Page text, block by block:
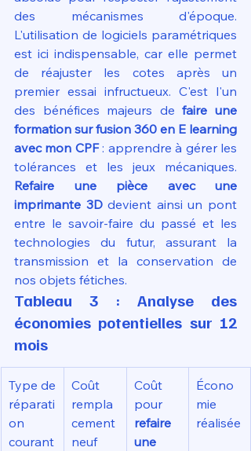
des mécanismes d'époque.
L'utilisation de logiciels paramétriques
est ici indispensable, car elle permet
de réajuster les cotes après un
premier essai infructueux. C'est l'un
des bénéfices majeurs de faire une
formation sur fusion 360 en E learning
avec mon CPF : apprendre à gérer les
Refaire une pièce avec une
imprimante 3D devient ainsi un pont
entre le savoir-faire du passé et les
technologies du futur, assurant la
transmission et la conservation de
nos objets fétiches.
Tableau 3 : Analyse des
économies potentielles sur 12
mois
Type de
réparati
on
courant
Coût
rempla
cement
neuf
Coût
refaire
une
Écono
mie
réalisée